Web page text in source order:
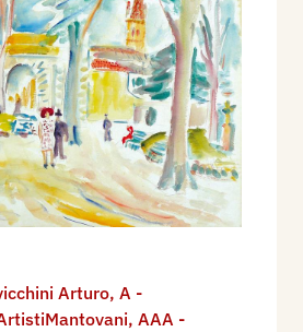
Arturo, A -
, AAA -